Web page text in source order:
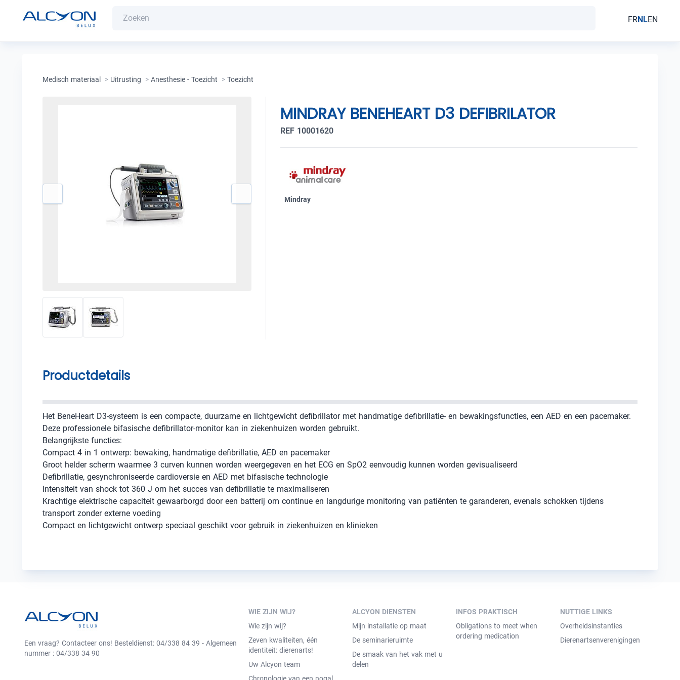
FRNLEN
Medisch materiaal > Uitrusting > Anesthesie - Toezicht > Toezicht
MINDRAY BENEHEART D3 DEFIBRILATOR
REF 10001620
Mindray
Productdetails
Het BeneHeart D3-systeem is een compacte, duurzame en lichtgewicht defibrillator met handmatige defibrillatie- en bewakingsfuncties, een AED en een pacemaker.
Deze professionele bifasische defibrillator-monitor kan in ziekenhuizen worden gebruikt.
Belangrijkste functies:
Compact 4 in 1 ontwerp: bewaking, handmatige defibrillatie, AED en pacemaker
Groot helder scherm waarmee 3 curven kunnen worden weergegeven en het ECG en SpO2 eenvoudig kunnen worden gevisualiseerd
Defibrillatie, gesynchroniseerde cardioversie en AED met bifasische technologie
Intensiteit van shock tot 360 J om het succes van defibrillatie te maximaliseren
Krachtige elektrische capaciteit gewaarborgd door een batterij om continue en langdurige monitoring van patiënten te garanderen, evenals schokken tijdens
transport zonder externe voeding
Compact en lichtgewicht ontwerp speciaal geschikt voor gebruik in ziekenhuizen en klinieken
Een vraag? Contacteer ons! Besteldienst: 04/338 84 39 - Algemeen
nummer : 04/338 34 90
WIE ZIJN WIJ?
Wie zijn wij?
Zeven kwaliteiten, één
identiteit: dierenarts!
Uw Alcyon team
ALCYON DIENSTEN
Mijn installatie op maat
De seminarieruimte
De smaak van het vak met u
delen
INFOS PRAKTISCH
Obligations to meet when
ordering medication
NUTTIGE LINKS
Overheidsinstanties
Dierenartsenverenigingen